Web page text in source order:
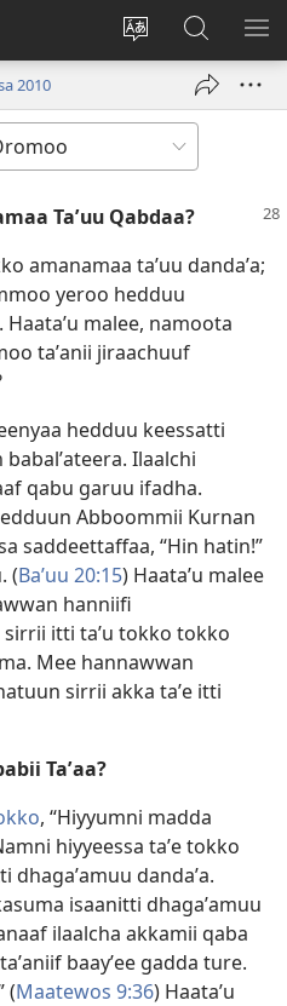
Afaan
weebsaayitii
Gali
(opens
JW.ORG
Irraa
Barbaadi
2010
Taʼuu Qabdaa?
amanamaa taʼuu dandaʼa;
yeroo hedduu
Haataʼu malee, namoota
taʼanii jiraachuuf
hedduu keessatti
Ilaalchi
qabu garuu ifadha.
Abboommii Kurnan
saddeettaffaa, “Hin hatin!”
(Baʼuu 20:15) Haataʼu malee
hanniifi
itti taʼu tokko tokko
Mee hannawwan
sirrii akka taʼe itti
Taʼaa?
, “Hiyyumni madda
hiyyeessa taʼe tokko
dhagaʼamuu dandaʼa.
isaanitti dhagaʼamuu
ilaalcha akkamii qaba
baayʼee gadda ture.
(Maatewos 9:36) Haataʼu